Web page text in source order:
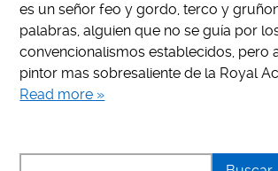
es un señor feo y gordo, terco y
palabras, alguien que no se guía por
convencionalismos establecidos, pero
pintor mas sobresaliente de la Royal
Read more »